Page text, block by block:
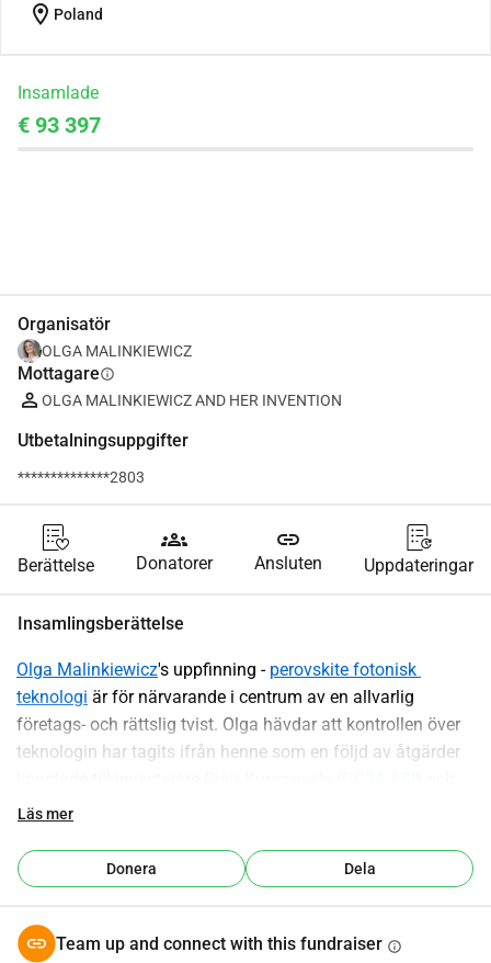
location_on Poland
Insamlade
€ 93 397
Organisatör
OLGA MALINKIEWICZ
Mottagareinfo
OLGA MALINKIEWICZ AND HER INVENTION
Utbetalningsuppgifter
**************2803
Berättelse
groups
Donatorer
link
Ansluten Uppdateringar
Insamlingsberättelse
Olga Malinkiewicz's uppfinning - perovskite fotonisk
teknologi är för närvarande i centrum av en allvarlig
företags- och rättslig tvist. Olga hävdar att kontrollen över
teknologin har tagits ifrån henne som en följd av åtgärder
Dawid Zieliński
i slutändan kan riskera att överföra hennes teknologi till
utländska enheter, inklusive kinesiska partners.
och sina personliga besparingar åt att försvara sina
Läs mer
Donera Dela
Team up and connect with this fundraiser info